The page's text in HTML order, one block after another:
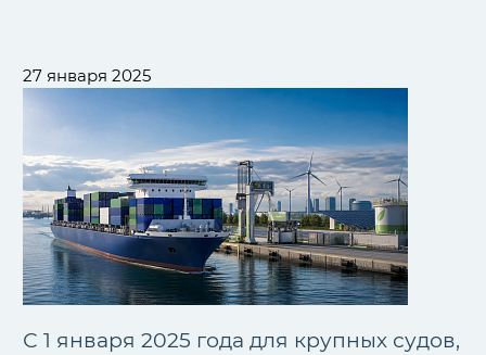
27 января 2025
С 1 января 2025 года для крупных судов,